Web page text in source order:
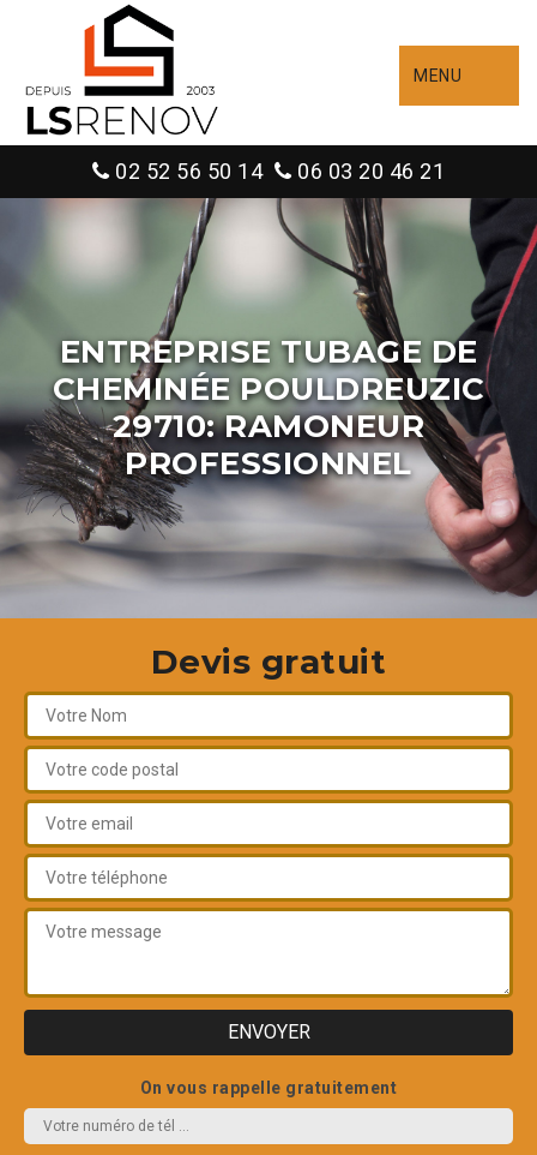
MENU
02 52 56 50 14 06 03 20 46 21
ENTREPRISE TUBAGE DE
CHEMINÉE POULDREUZIC
29710: RAMONEUR
PROFESSIONNEL
Devis gratuit
On vous rappelle gratuitement